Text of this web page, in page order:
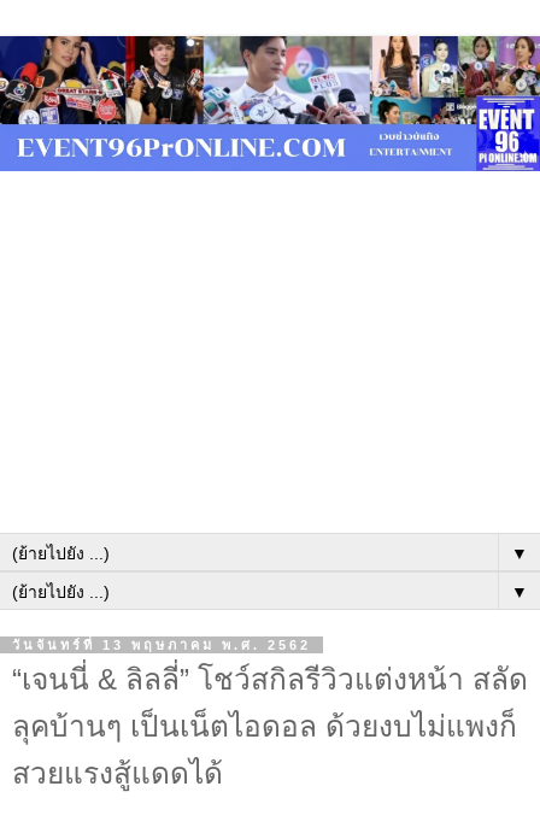
▼
▼
วันจันทร์ที่ 13 พฤษภาคม พ.ศ. 2562
“เจนนี่ & ลิลลี่” โชว์สกิลรีวิวแต่งหน้า สลัด
ลุคบ้านๆ เป็นเน็ตไอดอล ด้วยงบไม่แพงก็
สวยแรงสู้แดดได้